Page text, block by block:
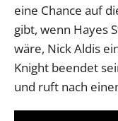
eine Chance auf
gibt, wenn Hayes
wäre, Nick Aldis
Knight beendet
und ruft nach